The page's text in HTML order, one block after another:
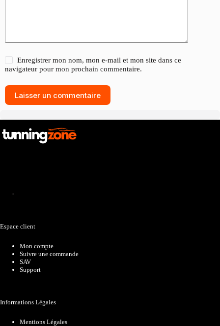
Enregistrer mon nom, mon e-mail et mon site dans ce
navigateur pour mon prochain commentaire.
Laisser un commentaire
Espace client
Mon compte
Suivre une commande
SAV
Support
Informations Légales
Mentions Légales